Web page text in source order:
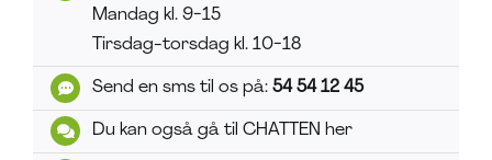
Mandag kl. 9-15
Tirsdag-torsdag kl. 10-18
Send en sms til os på:54 54 12 45
Du kan også gå til CHATTEN her